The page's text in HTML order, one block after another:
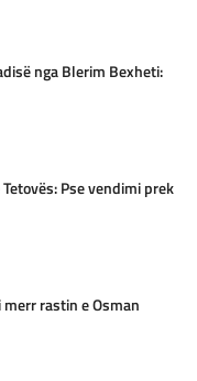
nga Blerim Bexheti:
Pse vendimi prek
rastin e Osman